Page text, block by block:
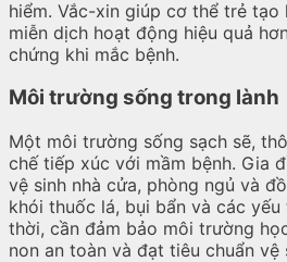
hiểm. Vắc-xin giúp cơ thể trẻ tạo
miễn dịch hoạt động hiệu quả
chứng khi mắc bệnh.
Môi trường sống trong lành
Một môi trường sống sạch sẽ,
chế tiếp xúc với mầm bệnh. Gia
vệ sinh nhà cửa, phòng ngủ và
khói thuốc lá, bụi bẩn và các
thời, cần đảm bảo môi trường
non an toàn và đạt tiêu chuẩn vệ